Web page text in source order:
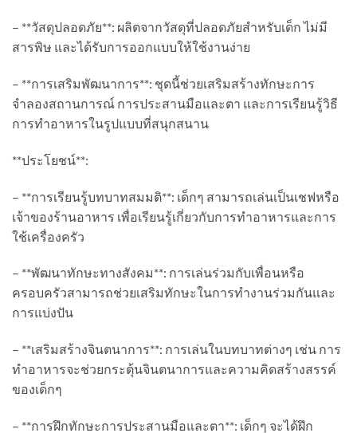
– **วัสดุปลอดภัย**: ผลิตจากวัสดุที่ปลอดภัยสำหรับเด็ก ไม่มี
สารพิษ และได้รับการออกแบบให้ใช้งานง่าย
– **การเสริมพัฒนาการ**: ชุดนี้ช่วยเสริมสร้างทักษะการ
จำลองสถานการณ์ การประสานมือและตา และการเรียนรู้วิธี
การทำอาหารในรูปแบบที่สนุกสนาน
**ประโยชน์**:
– **การเรียนรู้บทบาทสมมติ**: เด็กๆ สามารถเล่นเป็นเชฟหรือ
เจ้าของร้านอาหาร เพื่อเรียนรู้เกี่ยวกับการทำอาหารและการ
ใช้เครื่องครัว
– **พัฒนาทักษะทางสังคม**: การเล่นร่วมกับเพื่อนหรือ
ครอบครัวสามารถช่วยเสริมทักษะในการทำงานร่วมกันและ
การแบ่งปัน
– **เสริมสร้างจินตนาการ**: การเล่นในบทบาทต่างๆ เช่น การ
ทำอาหารจะช่วยกระตุ้นจินตนาการและความคิดสร้างสรรค์
ของเด็กๆ
– **การฝึกทักษะการประสานมือและตา**: เด็กๆ จะได้ฝึก